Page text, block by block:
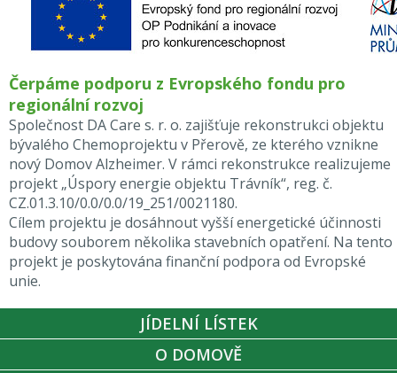
Čerpáme podporu z Evropského fondu pro
regionální rozvoj
Společnost DA Care s. r. o. zajišťuje rekonstrukci objektu
bývalého Chemoprojektu v Přerově, ze kterého vznikne
nový Domov Alzheimer. V rámci rekonstrukce realizujeme
projekt „Úspory energie objektu Trávník“, reg. č.
CZ.01.3.10/0.0/0.0/19_251/0021180.
Cílem projektu je dosáhnout vyšší energetické účinnosti
budovy souborem několika stavebních opatření. Na tento
projekt je poskytována finanční podpora od Evropské
unie.
JÍDELNÍ LÍSTEK
O DOMOVĚ